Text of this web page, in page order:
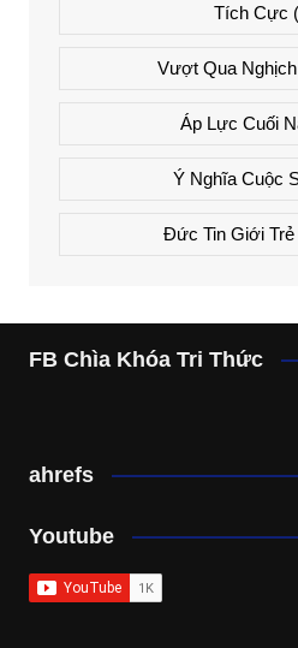
Tích Cực
Vượt Qua
Áp Lực Cuối
Ý Nghĩa Cuộc
Đức Tin Giới Trẻ
FB Chìa Khóa Tri Thức
ahrefs
Youtube